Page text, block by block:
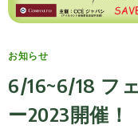
Categories
お知らせ
6/16~6/18 フ
ー2023開催！